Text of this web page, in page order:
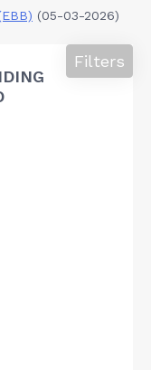
(05-03-2026)
Filters